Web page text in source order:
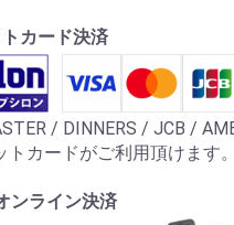
カード決済
/ DINNERS / JCB /
トカードがご利用頂けます。
ンライン決済